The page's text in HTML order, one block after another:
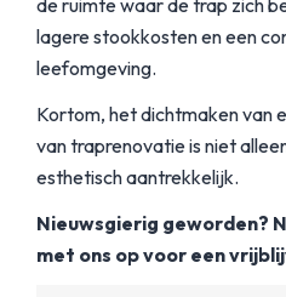
de ruimte waar de trap zich
lagere stookkosten en een
leefomgeving.
Kortom, het dichtmaken van
van traprenovatie is niet
esthetisch aantrekkelijk.
Nieuwsgierig geworden?
met ons op voor een